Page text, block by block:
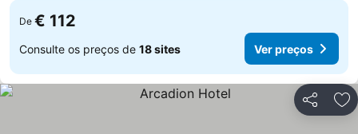
De € 112
Consulte os preços de 18 sites Ver preços
Partilhar